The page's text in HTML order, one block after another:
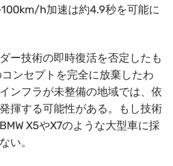
h加速は約4.9秒を可能に
ー技術の即時復活を否定したも
ンセプトを完全に放棄したわ
ンフラが未整備の地域では、依
揮する可能性がある。もし技術
X5やX7のような大型車に採
い。